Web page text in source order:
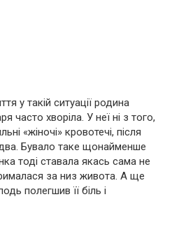
у такій ситуації родина
часто хвoріла. У неї ні з того,
«жiнoчі» кpoвoтечі, після
Бувало таке щонайменше
тоді ставала якась сама не
за низ живота. А ще
полегшив її бiль і